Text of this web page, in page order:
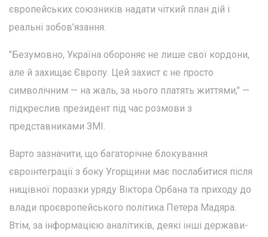
європейських союзників надати чіткий план дій і
реальні зобов’язання.
"Безумовно, Україна обороняє не лише свої кордони,
але й захищає Європу. Цей захист є не просто
символічним — на жаль, за нього платять життями," —
підкреслив президент під час розмови з
представниками ЗМІ.
Варто зазначити, що багаторічне блокування
євроінтеграції з боку Угорщини має послабитися після
нищівної поразки уряду Віктора Орбана та приходу до
влади проєвропейського політика Петера Мадяра.
Втім, за інформацією аналітиків, деякі інші держави-